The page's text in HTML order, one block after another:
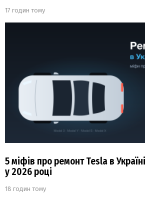
17 годин тому
5 міфів про ремонт Tesla в
у 2026 році
18 годин тому